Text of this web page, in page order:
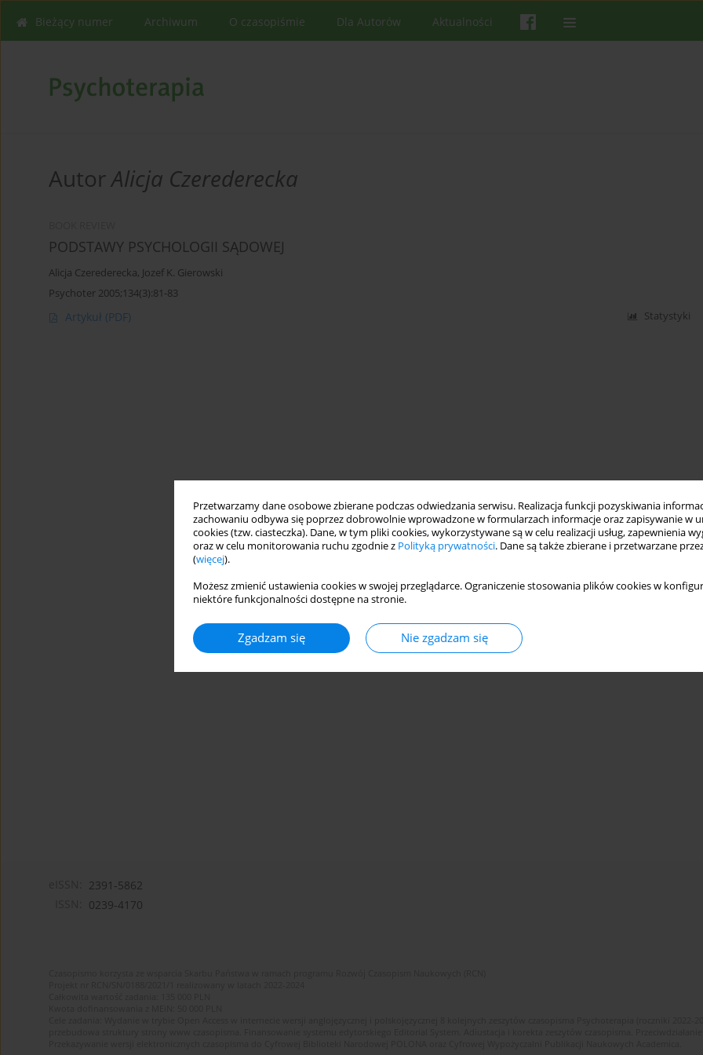
Przetwarzamy dane osobowe zbierane podczas odwiedzania serwisu. Realizacja funkcji pozyskiwania
zachowaniu odbywa się poprzez dobrowolnie wprowadzone w formularzach informacje oraz zapisywanie w
cookies (tzw. ciasteczka). Dane, w tym pliki cookies, wykorzystywane są w celu realizacji usług, zapewnienia
oraz w celu monitorowania ruchu zgodnie z Polityką prywatności. Dane są także zbierane i przetwarzane
(więcej).
Możesz zmienić ustawienia cookies w swojej przeglądarce. Ograniczenie stosowania plików cookies w
niektóre funkcjonalności dostępne na stronie.
Zgadzam się Nie zgadzam się
Bieżący numer Archiwum O czasopiśmie Dla Autorów Aktualności
AutorAlicja Czerederecka
PODSTAWY PSYCHOLOGII SĄDOWEJ
Alicja Czerederecka, Jozef K. Gierowski
Psychoter 2005;134(3):81-83
Artykuł (PDF) Statystyki
2391-5862
0239-4170